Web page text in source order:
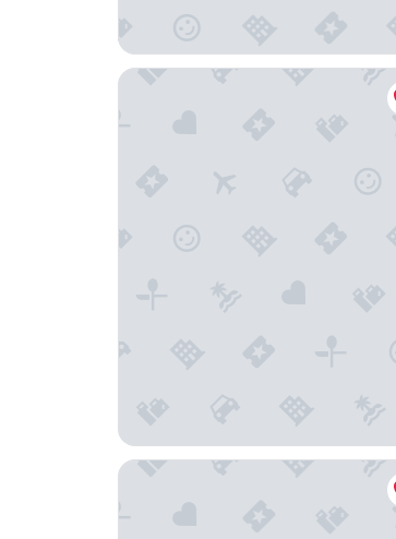
The Audemar
The Haas, Trademark Collection by